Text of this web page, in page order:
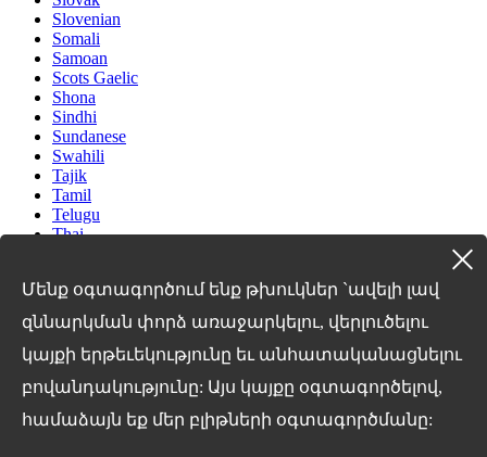
Slovenian
Somali
Samoan
Scots Gaelic
Shona
Sindhi
Sundanese
Swahili
Tajik
Tamil
Telugu
Thai
Uzbek
Vietnamese
Welsh
Xhosa
Yiddish
Yoruba
Zulu
Kinyarwanda
Մենք օգտագործում ենք թխուկներ `ավելի լավ
զննարկման փորձ առաջարկելու, վերլուծելու
կայքի երթեւեկությունը եւ անհատականացնելու
բովանդակությունը: Այս կայքը օգտագործելով,
համաձայն եք մեր բլիթների օգտագործմանը: